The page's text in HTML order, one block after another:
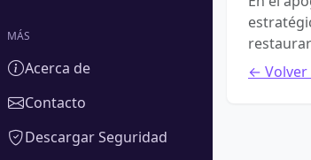
← Volver
MÁS
Acerca de
Contacto
Descargar Seguridad